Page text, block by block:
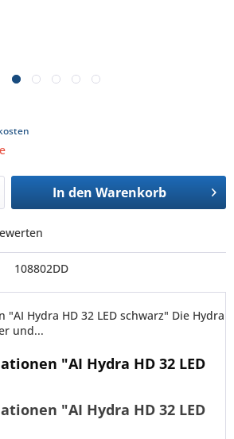
In den Warenkorb
108802DD
Hydra HD 32 LED schwarz" Die Hydra
und...
"AI Hydra HD 32 LED
"AI Hydra HD 32 LED